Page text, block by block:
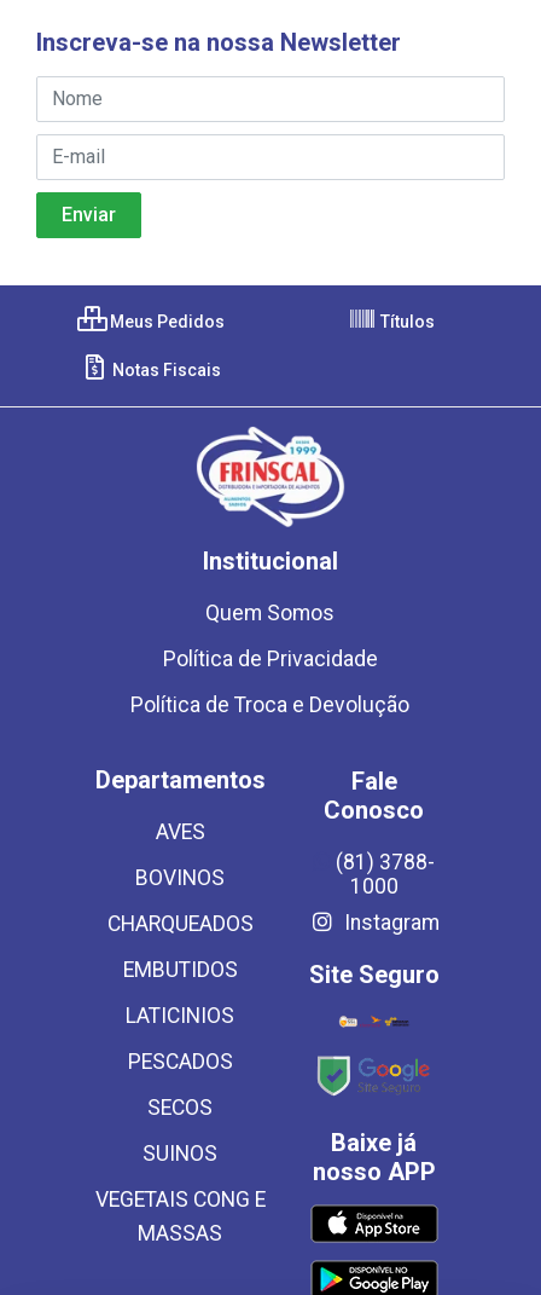
Inscreva-se na nossa Newsletter
Meus Pedidos Títulos
Notas Fiscais
Institucional
Quem Somos
Política de Privacidade
Política de Troca e Devolução
Departamentos
AVES
BOVINOS
CHARQUEADOS
EMBUTIDOS
LATICINIOS
PESCADOS
SECOS
SUINOS
VEGETAIS CONG E
MASSAS
Fale
Conosco
(81) 3788-
1000
Instagram
Site Seguro
Baixe já
nosso APP